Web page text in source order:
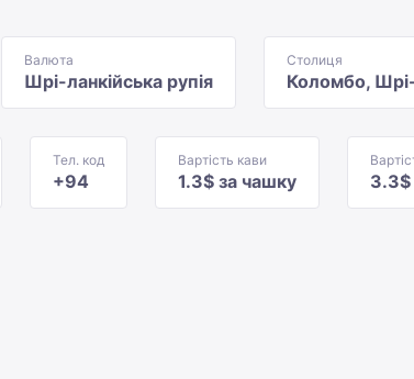
Валюта
Шрі-ланкійська рупія
Столиця
Коломбо,
Тел. код
+94
Вартість кави
1.3$ за чашку 3.3$